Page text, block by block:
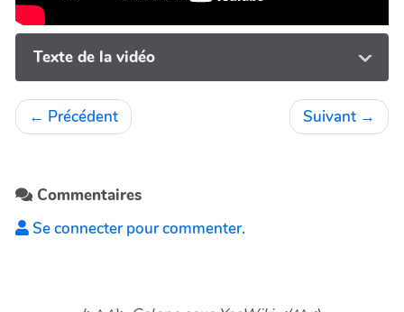
Texte de la vidéo
← Précédent Suivant →
Commentaires
Se connecter pour commenter.